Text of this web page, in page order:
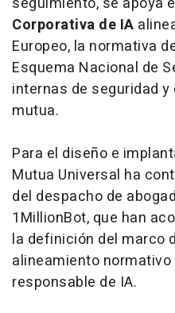
Corporativa de IA
Europeo, la normativa
Esquema Nacional de
internas de seguridad
mutua.
Para el diseño e
Mutua Universal ha
del despacho de
1MillionBot, que han
la definición del marco
alineamiento normativo
responsable de IA.